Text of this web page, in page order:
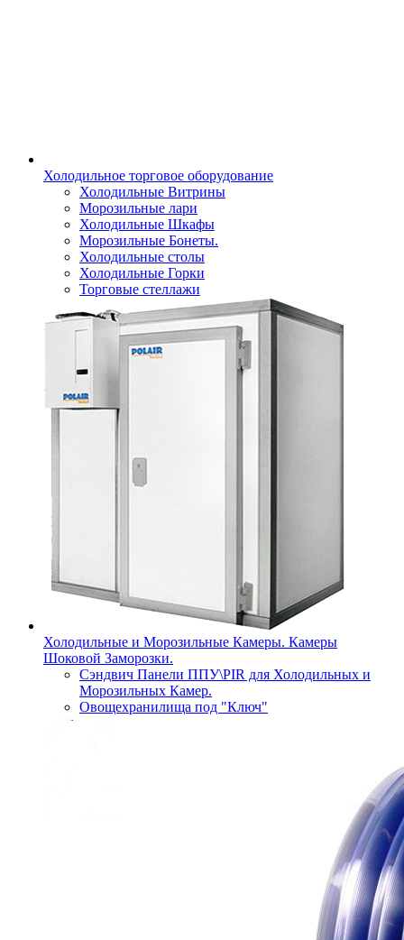
Холодильное торговое оборудование
Холодильные Витрины
Морозильные лари
Холодильные Шкафы
Морозильные Бонеты.
Холодильные столы
Холодильные Горки
Торговые стеллажи
Холодильные и Морозильные Камеры. Камеры
Шоковой Заморозки.
Сэндвич Панели ППУ\PIR для Холодильных и
Морозильных Камер.
Овощехранилища под "Ключ"